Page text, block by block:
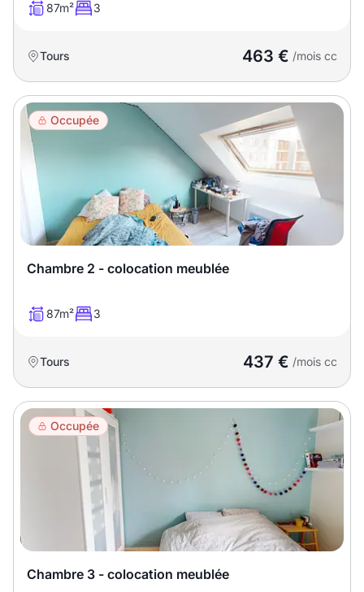
Nombre de chambres
disponibles
chambres
disponibles
Espaces additionnels
Équipements des parties
Ascenseur
Local à vélo
Disponible à partir du
Promotions
Mettre en avant les
87m² 3
Tours 463 € /mois cc
Occupée
Chambre 2 - colocation meublée
87m² 3
Tours 437 € /mois cc
Occupée
Chambre 3 - colocation meublée